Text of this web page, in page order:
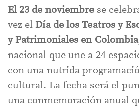
El 23 de noviembre se
vez el Día de los Teatros y
y Patrimoniales en Colombia
nacional que une a 24
con una nutrida
cultural. La fecha será el
una conmemoración anual